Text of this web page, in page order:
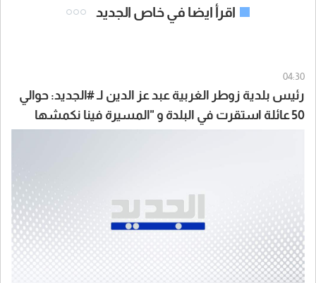
اقرأ ايضا في خاص الجديد
04:30
رئيس بلدية زوطر الغربية عبد عز الدين لـ #الجديد: حوالي
50 عائلة استقرت في البلدة و "المسيرة فينا نكمشها